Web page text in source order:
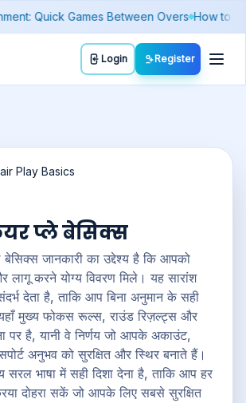
Price Today: Why It Moves Differently
Login Register
Play Basics
प्ले बेसिक्स
जानकारी का उद्देश्य है कि आपको
लागू करने योग्य विवरण मिले। यह सारांश
देता है, ताकि आप बिना अनुमान के सही
मुख्य फोकस रूल्स, राउंड रिज़ल्ट्स और
पर है, यानी वे निर्णय जो आपके अकाउंट,
अनुभव को सुरक्षित और स्थिर बनाते हैं।
सरल भाषा में सही दिशा देना है, ताकि आप हर
दोहरा सकें जो आपके लिए सबसे सुरक्षित